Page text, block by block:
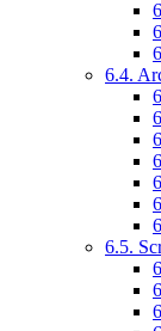
6.4.
6.5.